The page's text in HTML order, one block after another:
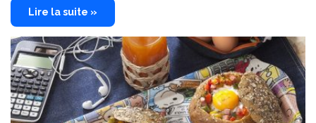
Lire la suite »